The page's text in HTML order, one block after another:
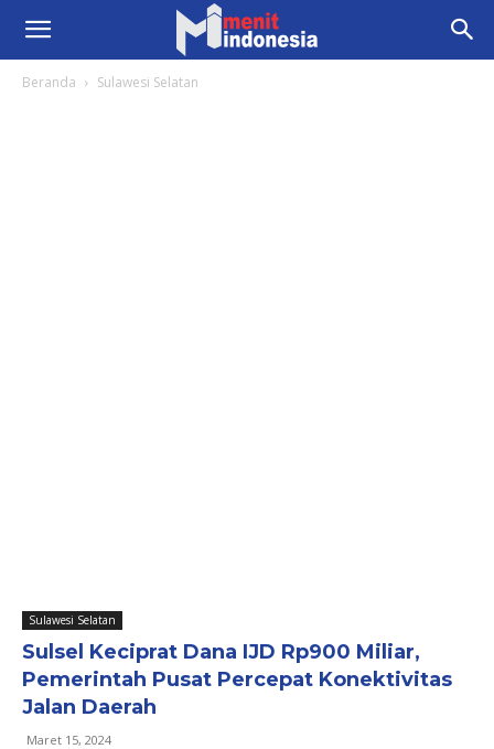
Beranda Sulawesi Selatan
Sulawesi Selatan
Sulsel Keciprat Dana IJD Rp900 Miliar,
Pemerintah Pusat Percepat Konektivitas
Jalan Daerah
Maret 15, 2024